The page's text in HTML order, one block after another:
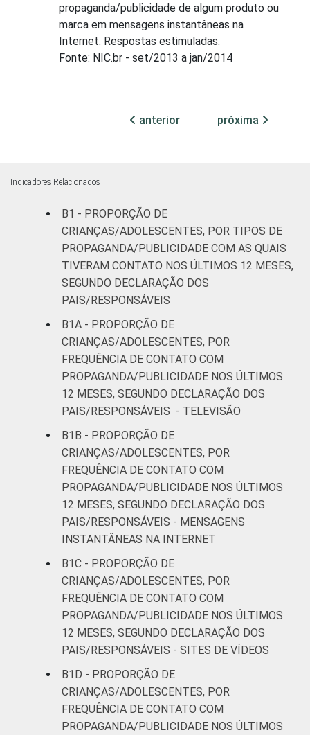
propaganda/publicidade de algum produto ou
marca em mensagens instantâneas na
Internet. Respostas estimuladas.
Fonte: NIC.br - set/2013 a jan/2014
anterior próxima
Indicadores Relacionados
B1 - PROPORÇÃO DE
CRIANÇAS/ADOLESCENTES, POR TIPOS DE
PROPAGANDA/PUBLICIDADE COM AS QUAIS
TIVERAM CONTATO NOS ÚLTIMOS 12 MESES,
SEGUNDO DECLARAÇÃO DOS
PAIS/RESPONSÁVEIS
B1A - PROPORÇÃO DE
CRIANÇAS/ADOLESCENTES, POR
FREQUÊNCIA DE CONTATO COM
PROPAGANDA/PUBLICIDADE NOS ÚLTIMOS
12 MESES, SEGUNDO DECLARAÇÃO DOS
PAIS/RESPONSÁVEIS - TELEVISÃO
B1B - PROPORÇÃO DE
CRIANÇAS/ADOLESCENTES, POR
FREQUÊNCIA DE CONTATO COM
PROPAGANDA/PUBLICIDADE NOS ÚLTIMOS
12 MESES, SEGUNDO DECLARAÇÃO DOS
PAIS/RESPONSÁVEIS - MENSAGENS
INSTANTÂNEAS NA INTERNET
B1C - PROPORÇÃO DE
CRIANÇAS/ADOLESCENTES, POR
FREQUÊNCIA DE CONTATO COM
PROPAGANDA/PUBLICIDADE NOS ÚLTIMOS
12 MESES, SEGUNDO DECLARAÇÃO DOS
PAIS/RESPONSÁVEIS - SITES DE VÍDEOS
B1D - PROPORÇÃO DE
CRIANÇAS/ADOLESCENTES, POR
FREQUÊNCIA DE CONTATO COM
PROPAGANDA/PUBLICIDADE NOS ÚLTIMOS